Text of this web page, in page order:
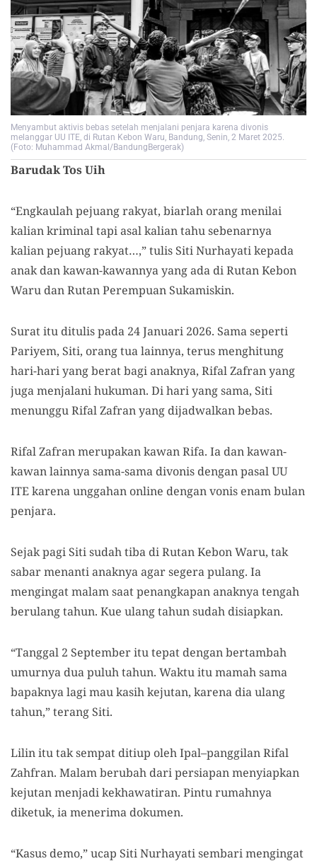
Menyambut aktivis bebas setelah menjalani penjara karena divonis
melanggar UU ITE, di Rutan Kebon Waru, Bandung, Senin, 2 Maret 2025.
(Foto: Muhammad Akmal/BandungBergerak)
Barudak Tos Uih
“Engkaulah pejuang rakyat, biarlah orang menilai
kalian kriminal tapi asal kalian tahu sebenarnya
kalian pejuang rakyat…,” tulis Siti Nurhayati kepada
anak dan kawan-kawannya yang ada di Rutan Kebon
Waru dan Rutan Perempuan Sukamiskin.
Surat itu ditulis pada 24 Januari 2026. Sama seperti
Pariyem, Siti, orang tua lainnya, terus menghitung
hari-hari yang berat bagi anaknya, Rifal Zafran yang
juga menjalani hukuman. Di hari yang sama, Siti
menunggu Rifal Zafran yang dijadwalkan bebas.
Rifal Zafran merupakan kawan Rifa. Ia dan kawan-
kawan lainnya sama-sama divonis dengan pasal UU
ITE karena unggahan online dengan vonis enam bulan
penjara.
Sejak pagi Siti sudah tiba di Rutan Kebon Waru, tak
sabar menanti anaknya agar segera pulang. Ia
mengingat malam saat penangkapan anaknya tengah
berulang tahun. Kue ulang tahun sudah disiapkan.
“Tanggal 2 September itu tepat dengan bertambah
umurnya dua puluh tahun. Waktu itu mamah sama
bapaknya lagi mau kasih kejutan, karena dia ulang
tahun,” terang Siti.
Lilin itu tak sempat ditiup oleh Ipal–panggilan Rifal
Zahfran. Malam berubah dari persiapan menyiapkan
kejutan menjadi kekhawatiran. Pintu rumahnya
diketuk, ia menerima dokumen.
“Kasus demo,” ucap Siti Nurhayati sembari mengingat